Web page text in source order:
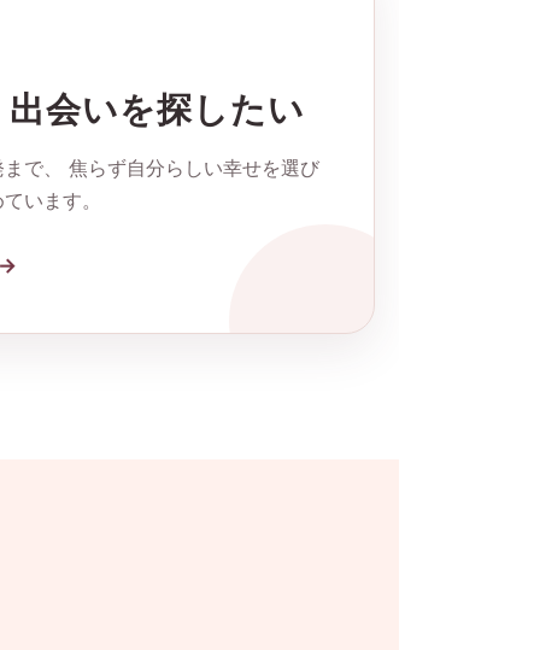
会いを探したい
で、 焦らず自分らしい幸せを選び
います。